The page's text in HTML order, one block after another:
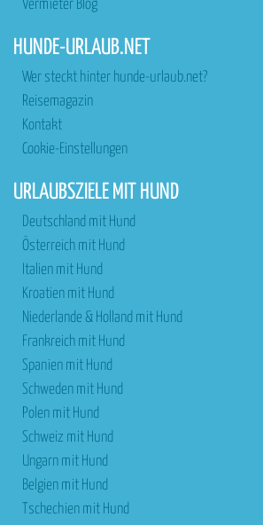
Vermieter Blog
HUNDE-URLAUB.NET
Wer steckt hinter hunde-urlaub.net?
Reisemagazin
Kontakt
Cookie-Einstellungen
URLAUBSZIELE MIT HUND
Deutschland mit Hund
Österreich mit Hund
Italien mit Hund
Kroatien mit Hund
Niederlande & Holland mit Hund
Frankreich mit Hund
Spanien mit Hund
Schweden mit Hund
Polen mit Hund
Schweiz mit Hund
Ungarn mit Hund
Belgien mit Hund
Tschechien mit Hund